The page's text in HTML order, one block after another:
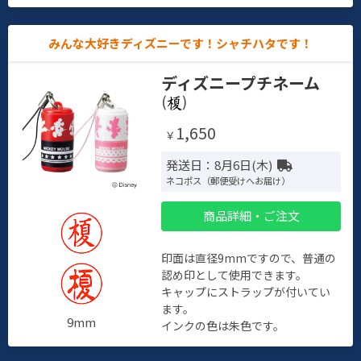
みんな大好きディズニーです！シャチハタです！
9mm
ディズニープチネーム
( )
￥ 1,650
発送日：8月6日(木)
ネコポス（郵便受けへお届け）
商品詳細・ご注文
印面は直径9mmですので、普通の
認め印として使用できます。
キャップにストラップが付いてい
ます。
インクの色は朱色です。